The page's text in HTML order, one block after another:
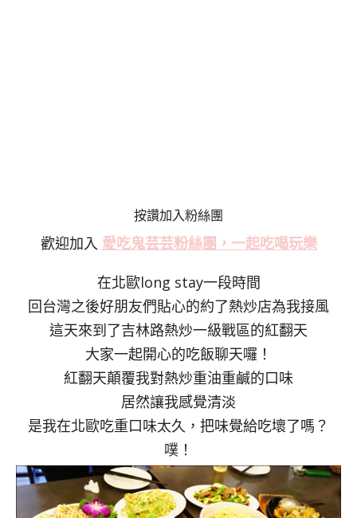
按讚加入粉絲團
歡迎加入 愛吃鬼芸芸粉絲團，一起吃喝玩樂
在北歐long stay一段時間
回台灣之後好朋友們貼心的約了熱炒店為我接風
這天來到了吉林路熱炒一級戰區的紅翻天
大家一起開心的吃飯聊天囉！
紅翻天顛覆我對熱炒重油重鹹的口味
居然讓我感覺清淡
是我在北歐吃重口味太久，把味覺給吃壞了嗎？
噗！